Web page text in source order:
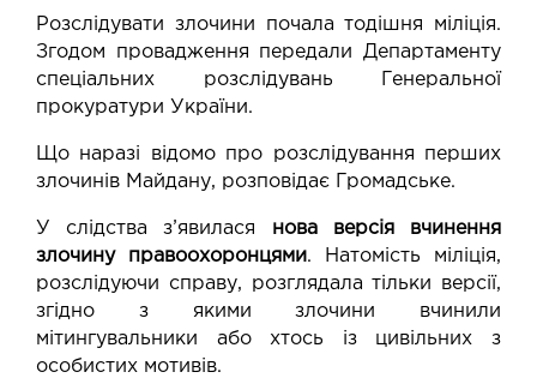
Розслідувати злочини почала тодішня міліція.
Згодом провадження передали Департаменту
спеціальних розслідувань Генеральної
прокуратури України.
Що наразі відомо про розслідування перших
злочинів Майдану, розповідає Громадське.
У слідства з’явилася нова версія вчинення
злочину правоохоронцями. Натомість міліція,
розслідуючи справу, розглядала тільки версії,
згідно з якими злочини вчинили
мітингувальники або хтось із цивільних з
особистих мотивів.